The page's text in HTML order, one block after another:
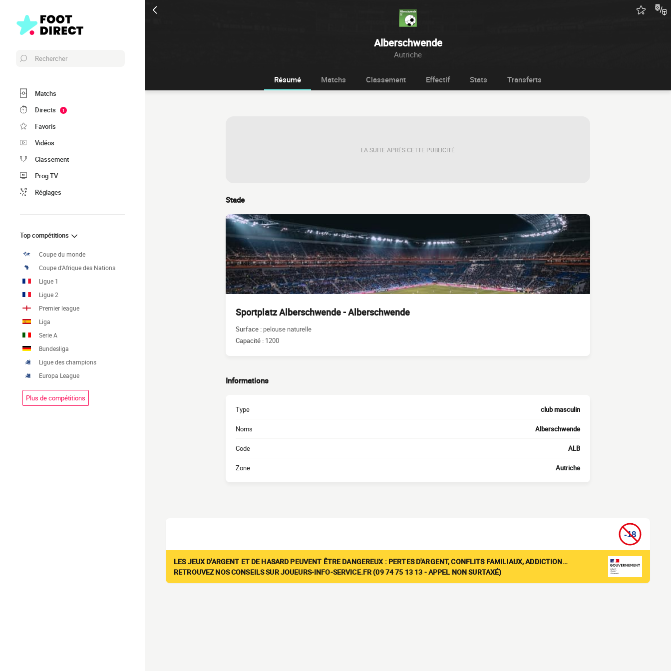
Alberschwende
Autriche
Rechercher
Matchs
Directs
1
Favoris
Vidéos
Classement
Prog TV
Réglages
Top compétitions
Coupe du monde
Coupe d'Afrique des Nations
Ligue 1
Ligue 2
Premier league
Liga
Serie A
Bundesliga
Ligue des champions
Europa League
Plus de compétitions
Résumé Matchs Classement Effectif Stats Transferts
LA SUITE APRÈS CETTE PUBLICITÉ
Stade
Sportplatz Alberschwende - Alberschwende
Surface : pelouse naturelle
Capacité : 1200
Informations
Type club masculin
Noms Alberschwende
Code ALB
Zone Autriche
LES JEUX D'ARGENT ET DE HASARD PEUVENT ÊTRE DANGEREUX : PERTES D'ARGENT, CONFLITS FAMILIAUX, ADDICTION…
RETROUVEZ NOS CONSEILS SUR JOUEURS-INFO-SERVICE.FR (09 74 75 13 13 - APPEL NON SURTAXÉ)